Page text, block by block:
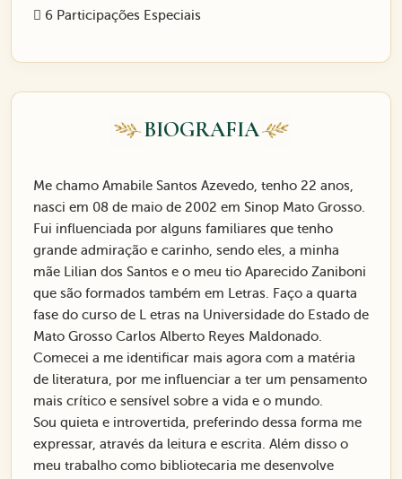
6 Participações Especiais
BIOGRAFIA
Me chamo Amabile Santos Azevedo, tenho 22 anos,
nasci em 08 de maio de 2002 em Sinop Mato Grosso.
Fui influenciada por alguns familiares que tenho
grande admiração e carinho, sendo eles, a minha
mãe Lilian dos Santos e o meu tio Aparecido Zaniboni
que são formados também em Letras. Faço a quarta
fase do curso de L etras na Universidade do Estado de
Mato Grosso Carlos Alberto Reyes Maldonado.
Comecei a me identificar mais agora com a matéria
de literatura, por me influenciar a ter um pensamento
mais crítico e sensível sobre a vida e o mundo.
Sou quieta e introvertida, preferindo dessa forma me
expressar, através da leitura e escrita. Além disso o
meu trabalho como bibliotecaria me desenvolve